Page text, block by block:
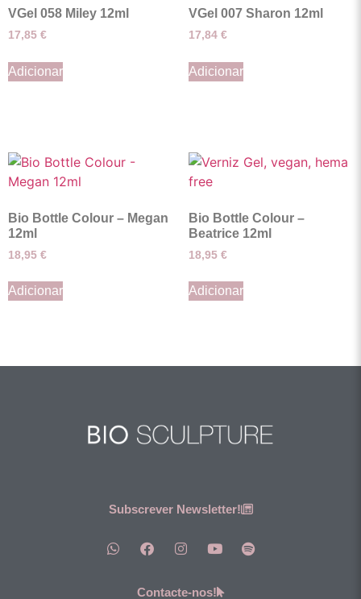
VGel 058 Miley 12ml
17,85 €
Adicionar
VGel 007 Sharon 12ml
17,84 €
Adicionar
Bio Bottle Colour – Megan
12ml
18,95 €
Adicionar
Bio Bottle Colour –
Beatrice 12ml
18,95 €
Adicionar
Subscrever Newsletter!
Contacte-nos!